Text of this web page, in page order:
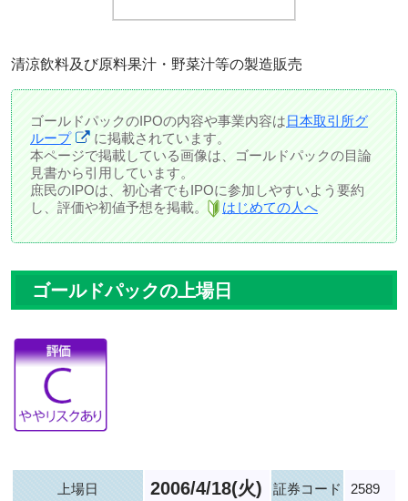
清涼飲料及び原料果汁・野菜汁等の製造販売
ゴールドパックのIPOの内容や事業内容は日本取引所グ
ループ
に掲載されています。
本ページで掲載している画像は、ゴールドパックの目論
見書から引用しています。
庶民のIPOは、初心者でもIPOに参加しやすいよう要約
し、評価や初値予想を掲載。
はじめての人へ
ゴールドパックの上場日
上場日 2006/4/18(火) 証券コード 2589